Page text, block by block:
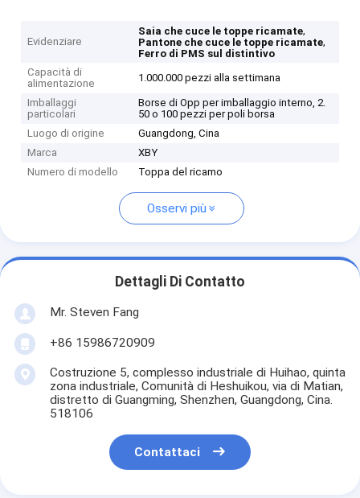
Evidenziare
Saia che cuce le toppe ricamate,
Pantone che cuce le toppe ricamate,
Ferro di PMS sul distintivo
Capacità di
alimentazione
1.000.000 pezzi alla settimana
Imballaggi
particolari
Borse di Opp per imballaggio interno, 2.
50 o 100 pezzi per poli borsa
Luogo di origine
Guangdong, Cina
Marca
XBY
Numero di modello
Toppa del ricamo
Osservi più
Dettagli Di Contatto
Mr. Steven Fang
+86 15986720909
Costruzione 5, complesso industriale di Huihao, quinta
zona industriale, Comunità di Heshuikou, via di Matian,
distretto di Guangming, Shenzhen, Guangdong, Cina.
518106
Contattaci